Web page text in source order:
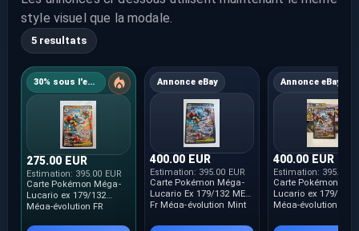
style visuel que la modale.
5 resultats
30% sous l'estimation
275.00 EUR
Estimation: 395.00 EUR
Carte Pokémon Méga-
Lucario ex 179/132
Méga-évolution FR
Annonce eBay
400.00 EUR
Estimation: 395.00 EUR
Carte Pokémon Méga-
Lucario Ex 179/132 MEG
Fr Méga-évolution Mint
Annonce eBay
400.00 EUR
Estimation: 395.00
Carte Pokémon
Lucario ex 179/132
Méga-évolution FR